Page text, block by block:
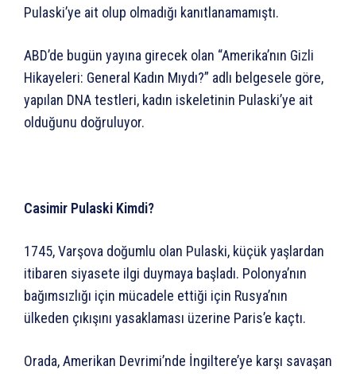
Pulaski’ye ait olup olmadığı kanıtlanamamıştı.
ABD’de bugün yayına girecek olan “Amerika’nın Gizli
Hikayeleri: General Kadın Mıydı?” adlı belgesele göre,
yapılan DNA testleri, kadın iskeletinin Pulaski’ye ait
olduğunu doğruluyor.
Casimir Pulaski Kimdi?
1745, Varşova doğumlu olan Pulaski, küçük yaşlardan
itibaren siyasete ilgi duymaya başladı. Polonya’nın
bağımsızlığı için mücadele ettiği için Rusya’nın
ülkeden çıkışını yasaklaması üzerine Paris’e kaçtı.
Orada, Amerikan Devrimi’nde İngiltere’ye karşı savaşan